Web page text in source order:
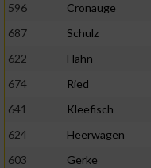
596
Cronauge
687
Schulz
622
Hahn
674
Ried
641
Kleefisch
624
Heerwagen
603
Gerke